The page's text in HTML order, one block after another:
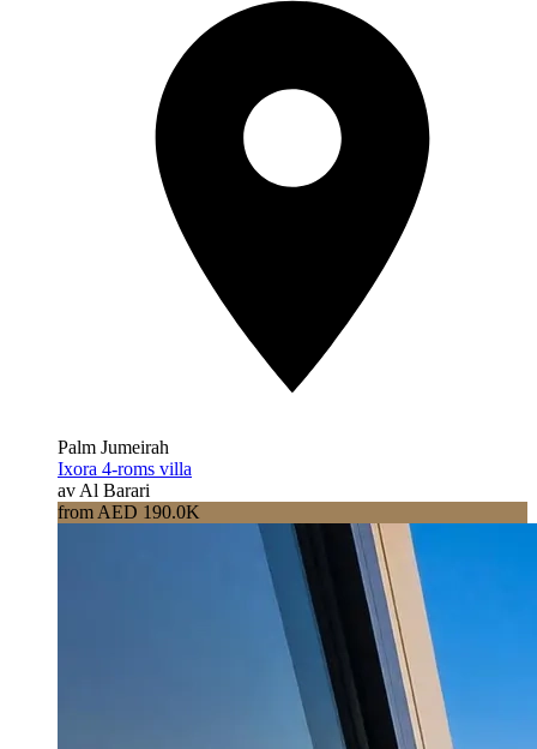
Palm Jumeirah
Ixora 4-roms villa
av Al Barari
from AED 190.0K